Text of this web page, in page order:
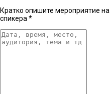
Кратко опишите мероприятие
спикера *